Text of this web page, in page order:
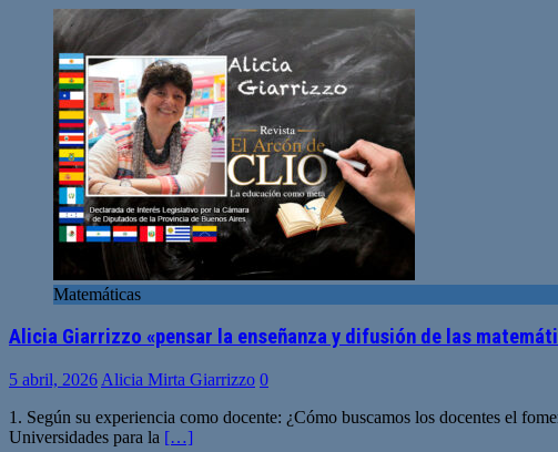
Matemáticas
Alicia Giarrizzo «pensar la enseñanza y difusión de las
5 abril, 2026 Alicia Mirta Giarrizzo 0
1. Según su experiencia como docente: ¿Cómo buscamos los docentes el
Universidades para la […]